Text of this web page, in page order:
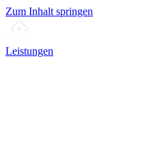
Zum Inhalt springen
Leistungen